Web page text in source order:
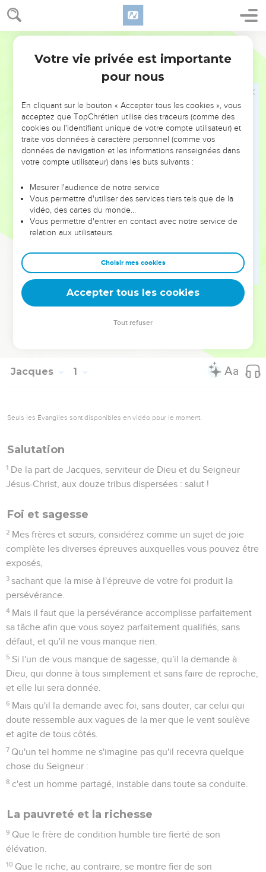
Jacques Introduction
de Dieu », expression qui peut désigner l’ensemble des
chrétiens, par analogie avec le peuple de Dieu de
l’ancienne *alliance composée des douze tribus d’Israël.
La lettre de Jacques fonctionne surtout par association
d’idées, suivant un genre littéraire qu’on retrouve dans le
cycles : une double introduction (1.2-11 et 1.12-27), le corps
de la lettre (2.1 à 5.6) et une conclusion (5.7-20). Dans
chacune de ces sections Jacques revient sur trois thèmes
qu’il développe à chaque fois :
humaine : la prière, parole qui a une grande force, et la
parole qui ramène l’égaré sur le chemin de la vérité (5.12-
19).
caractère très pratique et très actuel de ses exhortations.
Elle rappelle l’exigence de mettre en pratique la Parole de
Dieu.
permission. All rights reserved worldwide.
Jacques 1
Seuls les Évangiles sont disponibles en vidéo pour le moment.
Salutation
1 De la part de Jacques, serviteur de Dieu et du Seigneur
Jésus-Christ, aux douze tribus dispersées : salut !
Foi et sagesse
2 Mes frères et sœurs, considérez comme un sujet de joie
complète les diverses épreuves auxquelles vous pouvez être
exposés,
3 sachant que la mise à l'épreuve de votre foi produit la
persévérance.
4 Mais il faut que la persévérance accomplisse parfaitement
sa tâche afin que vous soyez parfaitement qualifiés, sans
défaut, et qu'il ne vous manque rien.
5 Si l'un de vous manque de sagesse, qu'il la demande à
Dieu, qui donne à tous simplement et sans faire de reproche,
et elle lui sera donnée.
6 Mais qu'il la demande avec foi, sans douter, car celui qui
doute ressemble aux vagues de la mer que le vent soulève
et agite de tous côtés.
7 Qu'un tel homme ne s'imagine pas qu'il recevra quelque
chose du Seigneur :
8 c'est un homme partagé, instable dans toute sa conduite.
La pauvreté et la richesse
9 Que le frère de condition humble tire fierté de son
élévation.
10 Que le riche, au contraire, se montre fier de son
Votre vie privée est importante
pour nous
En cliquant sur le bouton « Accepter tous les cookies », vous
acceptez que TopChrétien utilise des traceurs (comme des
cookies ou l'identifiant unique de votre compte utilisateur) et
traite vos données à caractère personnel (comme vos
données de navigation et les informations renseignées dans
votre compte utilisateur) dans les buts suivants :
Mesurer l'audience de notre service
Vous permettre d'utiliser des services tiers tels que de la
vidéo, des cartes du monde…
Vous permettre d'entrer en contact avec notre service de
relation aux utilisateurs.
Choisir mes cookies
Accepter tous les cookies
Tout refuser